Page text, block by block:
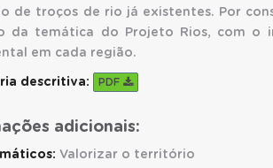
de troços de rio já existentes. Por
da temática do Projeto Rios, com o
em cada região.
descritiva: PDF
adicionais:
Valorizar o território